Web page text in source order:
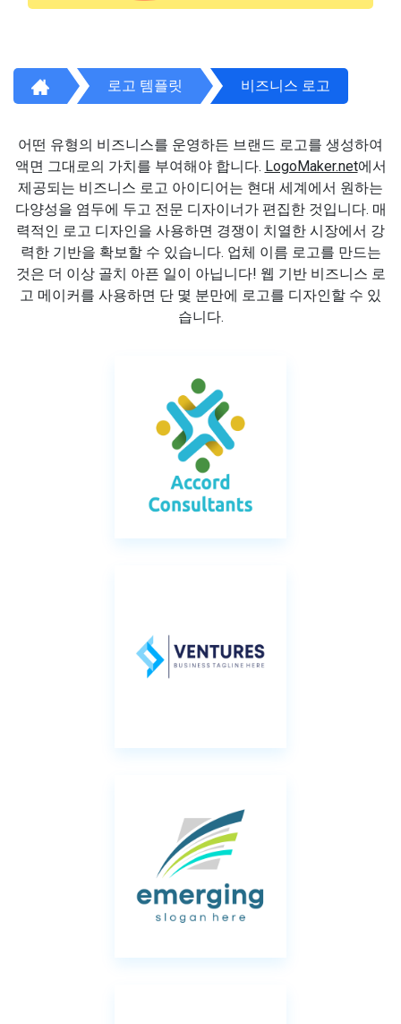
로고 템플릿 비즈니스 로고
어떤 유형의 비즈니스를 운영하든 브랜드 로고를 생성하여
액면 그대로의 가치를 부여해야 합니다. LogoMaker.net에서
제공되는 비즈니스 로고 아이디어는 현대 세계에서 원하는
다양성을 염두에 두고 전문 디자이너가 편집한 것입니다. 매
력적인 로고 디자인을 사용하면 경쟁이 치열한 시장에서 강
력한 기반을 확보할 수 있습니다. 업체 이름 로고를 만드는
것은 더 이상 골치 아픈 일이 아닙니다! 웹 기반 비즈니스 로
고 메이커를 사용하면 단 몇 분만에 로고를 디자인할 수 있
습니다.